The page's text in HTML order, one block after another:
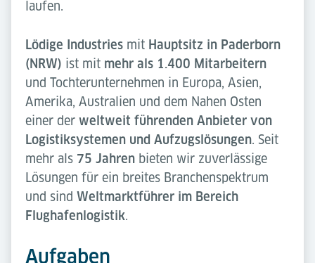
laufen.
Lödige Industries mit Hauptsitz in Paderborn
(NRW) ist mit mehr als 1.400 Mitarbeitern
und Tochterunternehmen in Europa, Asien,
Amerika, Australien und dem Nahen Osten
einer der weltweit führenden Anbieter von
Logistiksystemen und Aufzugslösungen. Seit
mehr als 75 Jahren bieten wir zuverlässige
Lösungen für ein breites Branchenspektrum
und sind Weltmarktführer im Bereich
Flughafenlogistik.
Aufgaben